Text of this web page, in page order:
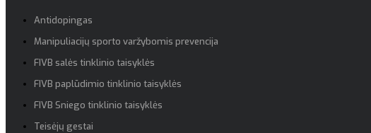
Antidopingas
Manipuliacijų sporto varžybomis prevencija
FIVB salės tinklinio taisyklės
FIVB paplūdimio tinklinio taisyklės
FIVB Sniego tinklinio taisyklės
Teisėjų gestai